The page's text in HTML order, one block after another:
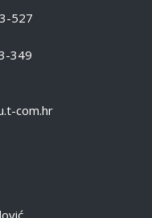
527
349
com.hr